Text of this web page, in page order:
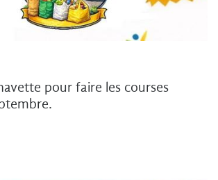
pour faire les courses